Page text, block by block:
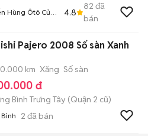
Hùng Ôtô Củ
4.8
82 đã
bán
Pajero 2008 Số sàn Xanh
km Xăng Số sàn
đ
Bình Trưng Tây (Quận 2 cũ)
2 đã bán